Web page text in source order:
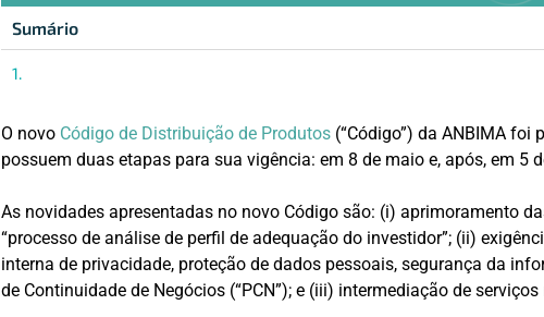
Sumário
O novo Código de Distribuição de Produtos (“Código”) da ANBIMA foi
possuem duas etapas para sua vigência: em 8 de maio e, após, em 5
As novidades apresentadas no novo Código são: (i) aprimoramento
“processo de análise de perfil de adequação do investidor”; (ii)
interna de privacidade, proteção de dados pessoais, segurança da
de Continuidade de Negócios (“PCN”); e (iii) intermediação de serviços